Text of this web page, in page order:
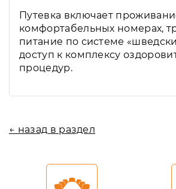
Путевка включает
комфортабельных номерах,
питание по системе
доступ к комплексу
процедур.
← назад в раздел